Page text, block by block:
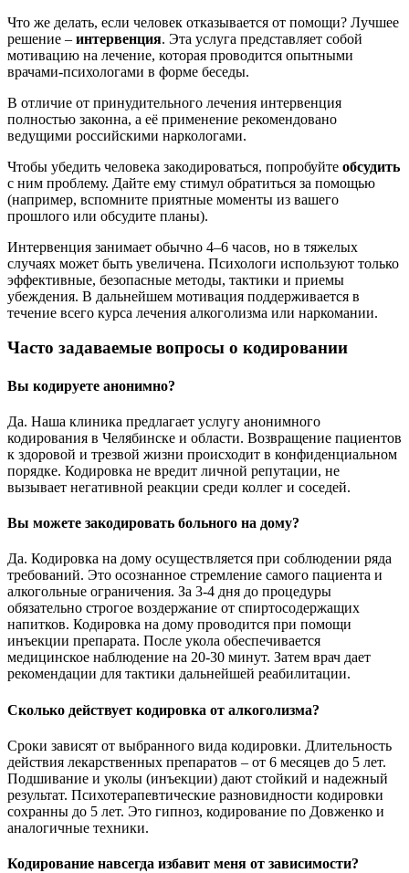
Что же делать, если человек отказывается от помощи? Лучшее
решение – интервенция. Эта услуга представляет собой
мотивацию на лечение, которая проводится опытными
врачами-психологами в форме беседы.
В отличие от принудительного лечения интервенция
полностью законна, а её применение рекомендовано
ведущими российскими наркологами.
Чтобы убедить человека закодироваться, попробуйте обсудить
с ним проблему. Дайте ему стимул обратиться за помощью
(например, вспомните приятные моменты из вашего
прошлого или обсудите планы).
Интервенция занимает обычно 4–6 часов, но в тяжелых
случаях может быть увеличена. Психологи используют только
эффективные, безопасные методы, тактики и приемы
убеждения. В дальнейшем мотивация поддерживается в
течение всего курса лечения алкоголизма или наркомании.
Часто задаваемые вопросы о кодировании
Вы кодируете анонимно?
Да. Наша клиника предлагает услугу анонимного
кодирования в Челябинске и области. Возвращение пациентов
к здоровой и трезвой жизни происходит в конфиденциальном
порядке. Кодировка не вредит личной репутации, не
вызывает негативной реакции среди коллег и соседей.
Вы можете закодировать больного на дому?
Да. Кодировка на дому осуществляется при соблюдении ряда
требований. Это осознанное стремление самого пациента и
алкогольные ограничения. За 3-4 дня до процедуры
обязательно строгое воздержание от спиртосодержащих
напитков. Кодировка на дому проводится при помощи
инъекции препарата. После укола обеспечивается
медицинское наблюдение на 20-30 минут. Затем врач дает
рекомендации для тактики дальнейшей реабилитации.
Сколько действует кодировка от алкоголизма?
Сроки зависят от выбранного вида кодировки. Длительность
действия лекарственных препаратов – от 6 месяцев до 5 лет.
Подшивание и уколы (инъекции) дают стойкий и надежный
результат. Психотерапевтические разновидности кодировки
сохранны до 5 лет. Это гипноз, кодирование по Довженко и
аналогичные техники.
Кодирование навсегда избавит меня от зависимости?